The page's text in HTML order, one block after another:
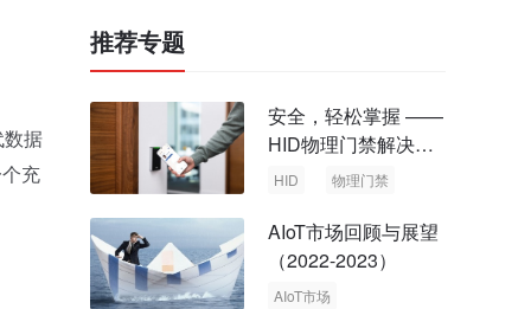
据
充
推荐专题
安全，轻松掌握 ——
HID物理门禁解决方
案，启动智慧安全新
HID 物理门禁
AIoT市场回顾与展望
（2022-2023）
AIoT市场